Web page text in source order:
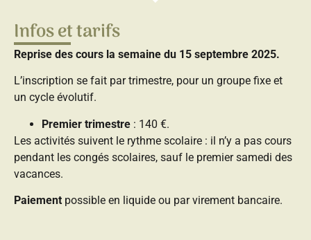
Infos et tarifs
Reprise des cours la semaine du 15 septembre 2025.
L’inscription se fait par trimestre, pour un groupe fixe et
un cycle évolutif.
Premier trimestre : 140 €.
Les activités suivent le rythme scolaire : il n’y a pas cours
pendant les congés scolaires, sauf le premier samedi des
vacances.
Paiement possible en liquide ou par virement bancaire.